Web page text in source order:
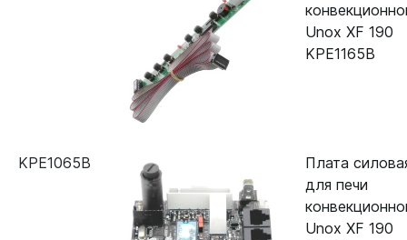
Unox XF 190
KPE1165B
KPE1065B
Плата
для печи
Unox XF 190